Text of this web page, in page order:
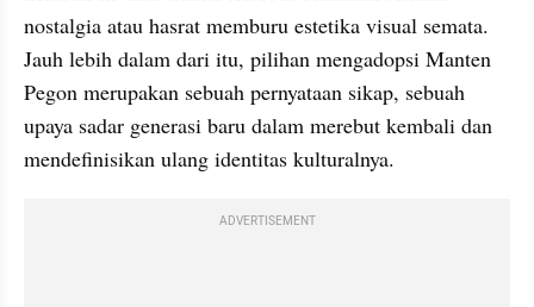
nostalgia atau hasrat memburu estetika visual semata.
Jauh lebih dalam dari itu, pilihan mengadopsi Manten
Pegon merupakan sebuah pernyataan sikap, sebuah
upaya sadar generasi baru dalam merebut kembali dan
mendefinisikan ulang identitas kulturalnya.
ADVERTISEMENT